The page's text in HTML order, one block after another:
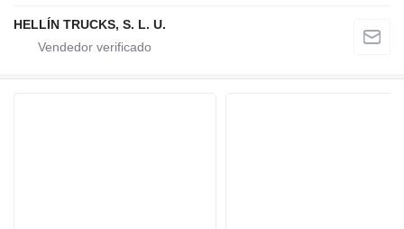
HELLÍN TRUCKS, S. L. U.